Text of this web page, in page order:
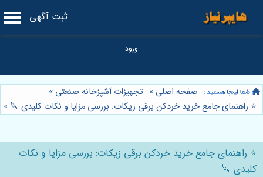
ثبت آگهی
صفحه اصلی » تجهیزات آشپزخانه صنعتی »
⭐️ راهنمای جامع خرید خردکن برقی زیکات: بررسی مزایا و نکات کلیدی 🔪 »
⭐️ راهنمای جامع خرید خردکن برقی زیکات: بررسی مزایا و نکات
کلیدی 🔪